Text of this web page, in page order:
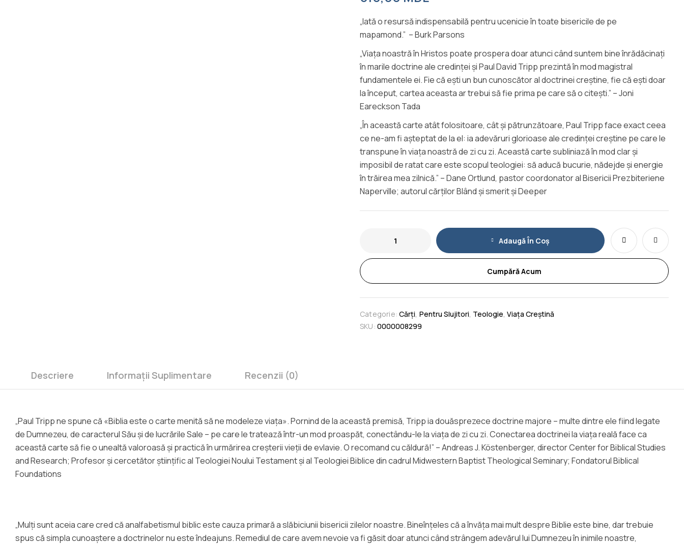
„Iată o resursă indispensabilă pentru ucenicie în toate bisericile de pe
mapamond.” – Burk Parsons
„Viața noastră în Hristos poate prospera doar atunci când suntem bine înrădăcinați
în marile doctrine ale credinței și Paul David Tripp prezintă în mod magistral
fundamentele ei. Fie că ești un bun cunoscător al doctrinei creștine, fie că ești doar
la început, cartea aceasta ar trebui să fie prima pe care să o citești.” – Joni
Eareckson Tada
„În această carte atât folositoare, cât și pătrunzătoare, Paul Tripp face exact ceea
ce ne-am fi așteptat de la el: ia adevăruri glorioase ale credinței creștine pe care le
transpune în viața noastră de zi cu zi. Această carte subliniază în mod clar și
imposibil de ratat care este scopul teologiei: să aducă bucurie, nădejde și energie
în trăirea mea zilnică.” – Dane Ortlund, pastor coordonator al Bisericii Prezbiteriene
Naperville; autorul cărților Blând și smerit și Deeper
Adaugă În Coș
Cumpără Acum
Categorie: Cărți, Pentru Slujitori, Teologie,Viața Creștină
SKU: 0000008299
Descriere Informații Suplimentare Recenzii (0)
„Paul Tripp ne spune că «Biblia este o carte menită să ne modeleze viața». Pornind de la această premisă, Tripp ia douăsprezece doctrine majore – multe dintre ele fiind legate
de Dumnezeu, de caracterul Său și de lucrările Sale – pe care le tratează într-un mod proaspăt, conectându-le la viața de zi cu zi. Conectarea doctrinei la viața reală face ca
această carte să fie o unealtă valoroasă și practică în urmărirea creșterii vieții de evlavie. O recomand cu căldură!” – Andreas J. Köstenberger, director Center for Biblical Studies
and Research; Profesor și cercetător științific al Teologiei Noului Testament și al Teologiei Biblice din cadrul Midwestern Baptist Theological Seminary; Fondatorul Biblical
Foundations
„Mulți sunt aceia care cred că analfabetismul biblic este cauza primară a slăbiciunii bisericii zilelor noastre. Bineînțeles că a învăța mai mult despre Biblie este bine, dar trebuie
spus că simpla cunoaștere a doctrinelor nu este îndeajuns. Remediul de care avem nevoie va fi găsit doar atunci când strângem adevărul lui Dumnezeu în inimile noastre,